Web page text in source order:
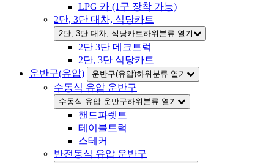
LPG 카 (1구 장착 가능)
2단, 3단 대차, 식당카트
2단, 3단 대차, 식당카트하위분류 열기
2단 3단 데크트럭
2단, 3단 식당카트
운반구(유압)
운반구(유압)하위분류 열기
수동식 유압 운반구
수동식 유압 운반구하위분류 열기
핸드파렛트
테이블트럭
스테커
반전동식 유압 운반구